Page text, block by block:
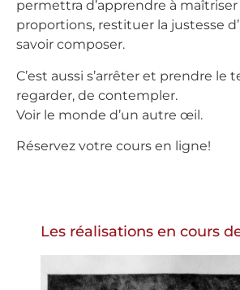
permettra d’apprendre à maîtriser
proportions, restituer la justesse
savoir composer.
C’est aussi s’arrêter et prendre le
regarder, de contempler.
Voir le monde d’un autre œil.
Réservez votre cours en ligne!
Les réalisations en cours